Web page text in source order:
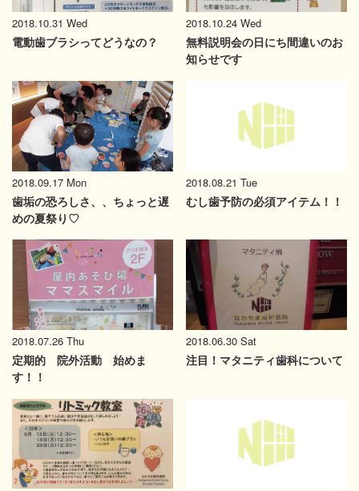
2018.10.31 Wed
電動歯ブラシってどうなの？
2018.10.24 Wed
無料説明会の日にち間違いのお
知らせです
2018.09.17 Mon
歯垢の恐ろしさ、、ちょっと遅
めの夏祭り♡
2018.08.21 Tue
むし歯予防の必須アイテム！！
2018.07.26 Thu
定期的 院外活動 始めま
す！！
2018.06.30 Sat
注目！マタニティ歯科について